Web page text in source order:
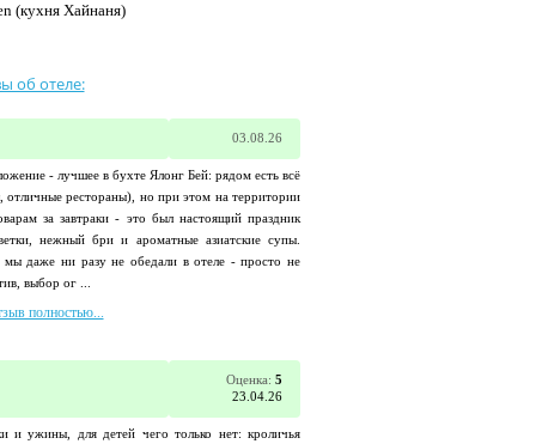
(кухня Хайнаня)
об отеле:
03.08.26
- лучшее в бухте Ялонг Бей: рядом есть всё
рестораны), но при этом на территории
за завтраки - это был настоящий праздник
нежный бри и ароматные азиатские супы.
мы даже ни разу не обедали в отеле - просто не
выбор ог ...
полностью...
Оценка: 5
23.04.26
и ужины, для детей чего только нет: кроличья